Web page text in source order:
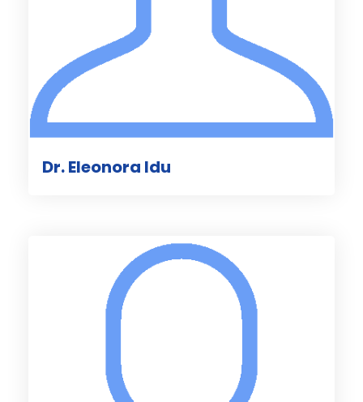
Dr. Eleonora Idu